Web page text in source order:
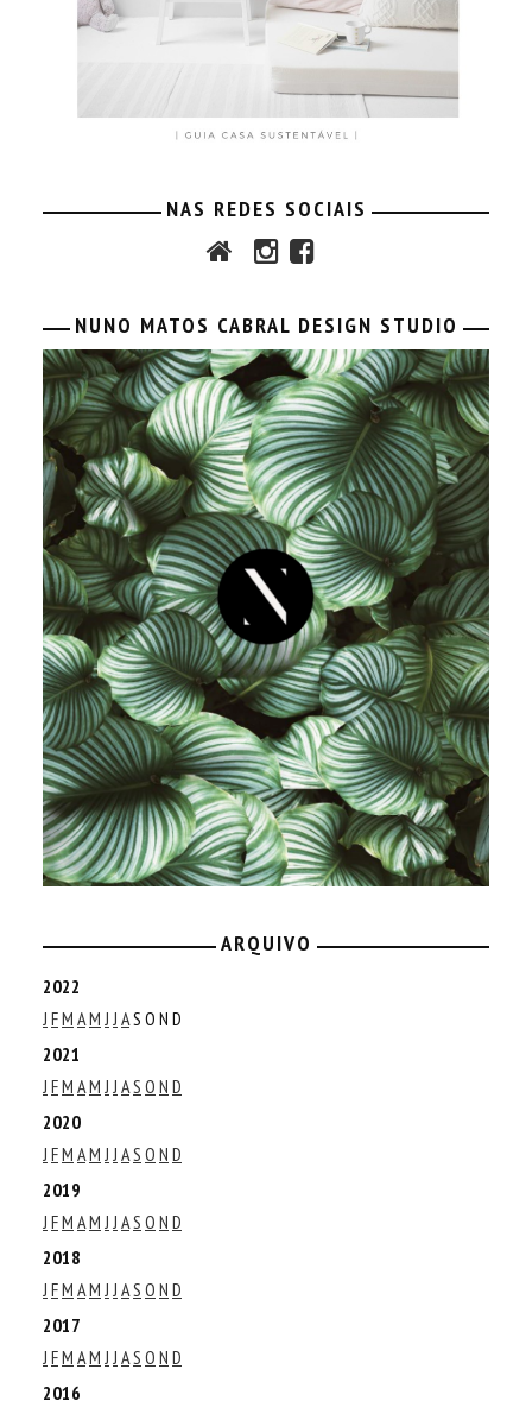
NAS REDES SOCIAIS
NUNO MATOS CABRAL DESIGN STUDIO
ARQUIVO
2022
J FM AM J J AS O N D
2021
J FM AM J J AS O N D
2020
J FM AM J J AS O N D
2019
J FM AM J J AS O N D
2018
J FM AM J J AS O N D
2017
J FM AM J J AS O N D
2016